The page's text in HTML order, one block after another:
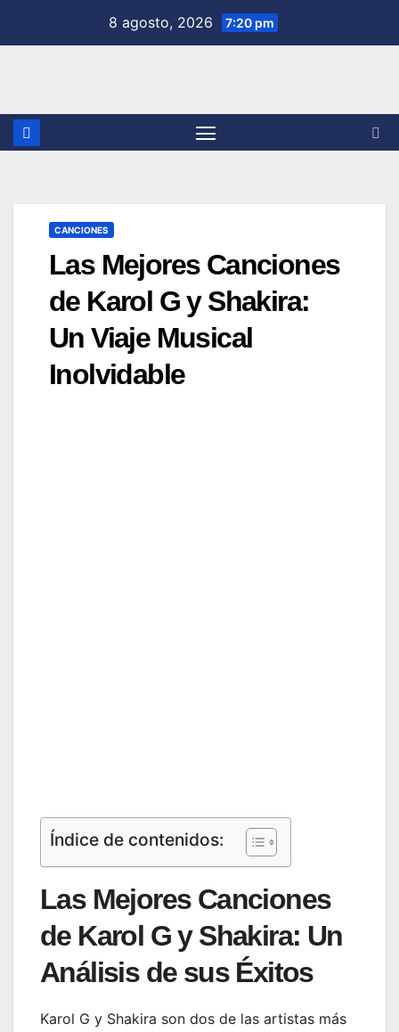
8 agosto, 2026 7:20 pm
CANCIONES
Las Mejores Canciones
de Karol G y Shakira:
Un Viaje Musical
Inolvidable
Índice de contenidos:
Las Mejores Canciones
de Karol G y Shakira: Un
Análisis de sus Éxitos
Karol G y Shakira son dos de las artistas más